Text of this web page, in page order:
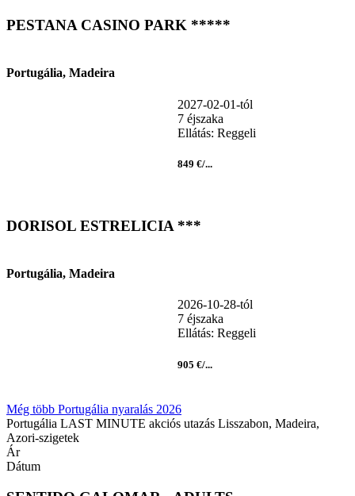
PESTANA CASINO PARK *****
Portugália, Madeira
2027-02-01-tól
7 éjszaka
Ellátás: Reggeli
849 €/...
DORISOL ESTRELICIA ***
Portugália, Madeira
2026-10-28-tól
7 éjszaka
Ellátás: Reggeli
905 €/...
Még több Portugália nyaralás 2026
Portugália LAST MINUTE akciós utazás Lisszabon, Madeira,
Azori-szigetek
Ár
Dátum